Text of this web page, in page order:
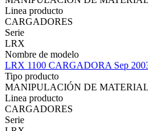
Linea producto
CARGADORES
Serie
LRX
Nombre de modelo
LRX 1100 CARGADORA Sep
Tipo producto
MANIPULACIÓN DE
Linea producto
CARGADORES
Serie